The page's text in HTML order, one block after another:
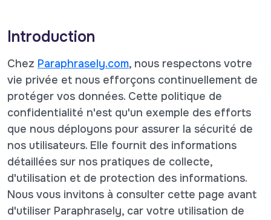
Introduction
Chez Paraphrasely.com, nous respectons votre
vie privée et nous efforçons continuellement de
protéger vos données. Cette politique de
confidentialité n'est qu'un exemple des efforts
que nous déployons pour assurer la sécurité de
nos utilisateurs. Elle fournit des informations
détaillées sur nos pratiques de collecte,
d'utilisation et de protection des informations.
Nous vous invitons à consulter cette page avant
d'utiliser Paraphrasely, car votre utilisation de